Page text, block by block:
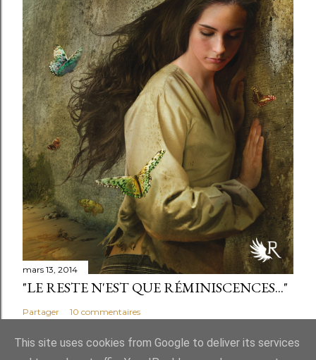
mars 13, 2014
"LE RESTE N'EST QUE RÉMINISCENCES..."
Partager 10 commentaires
This site uses cookies from Google to deliver its services